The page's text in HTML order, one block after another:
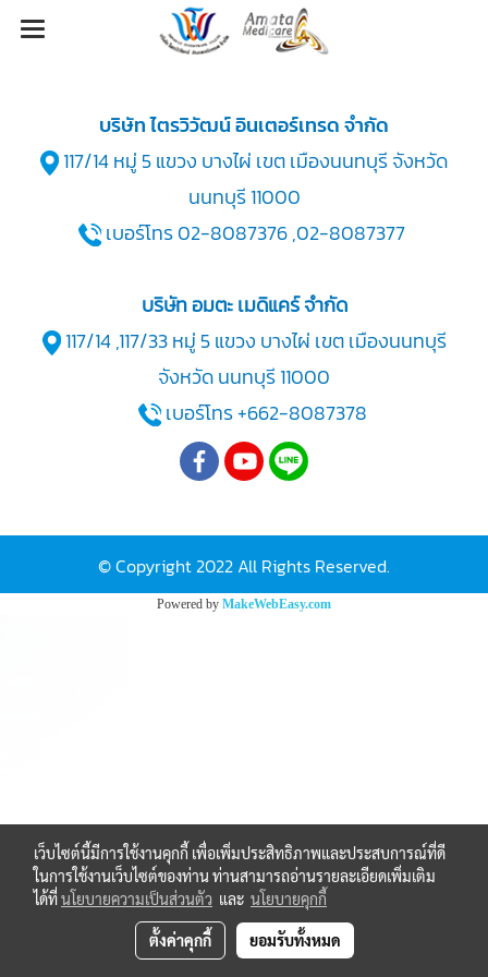
บริษัท ไตรวิวัฒน์ อินเตอร์เทรด จำกัด
117/14 หมู่ 5 แขวง บางไผ่ เขต เมืองนนทบุรี จังหวัด
นนทบุรี 11000
เบอร์โทร 02-8087376 ,02-8087377
บริษัท อมตะ เมดิแคร์ จำกัด
117/14 ,117/33 หมู่ 5 แขวง บางไผ่ เขต เมืองนนทบุรี
จังหวัด นนทบุรี 11000
เบอร์โทร +662-8087378
© Copyright 2022 All Rights Reserved.
Powered by MakeWebEasy.com
เว็บไซต์นี้มีการใช้งานคุกกี้ เพื่อเพิ่มประสิทธิภาพและประสบการณ์ที่ดี
ในการใช้งานเว็บไซต์ของท่าน ท่านสามารถอ่านรายละเอียดเพิ่มเติม
ได้ที่นโยบายความเป็นส่วนตัว และ นโยบายคุกกี้
ตั้งค่าคุกกี้ ยอมรับทั้งหมด